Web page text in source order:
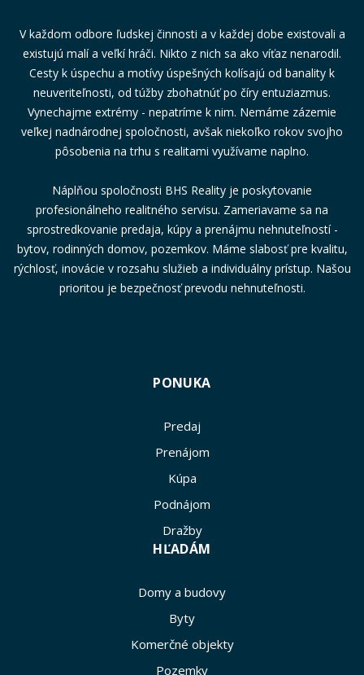
V každom odbore ľudskej činnosti a v každej dobe existovali a
existujú malí a veľkí hráči. Nikto z nich sa ako víťaz nenarodil.
Cesty k úspechu a motívy úspešných kolísajú od banality k
neuveriteľnosti, od túžby zbohatnúť po číry entuziazmus.
Vynechajme extrémy - nepatríme k nim. Nemáme zázemie
veľkej nadnárodnej spoločnosti, avšak niekoľko rokov svojho
pôsobenia na trhu s realitami využívame naplno.
Náplňou spoločnosti BHS Reality je poskytovanie
profesionálneho realitného servisu. Zameriavame sa na
sprostredkovanie predaja, kúpy a prenájmu nehnuteľností -
bytov, rodinných domov, pozemkov. Máme slabosť pre kvalitu,
rýchlosť, inovácie v rozsahu služieb a individuálny prístup. Našou
prioritou je bezpečnosť prevodu nehnuteľnosti.
PONUKA
Predaj
Prenájom
Kúpa
Podnájom
Dražby
HĽADÁM
Domy a budovy
Byty
Komerčné objekty
Pozemky